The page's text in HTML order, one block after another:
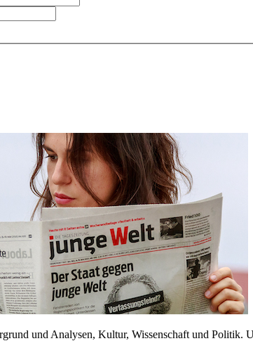
und Analysen, Kultur, Wissenschaft und Politik.